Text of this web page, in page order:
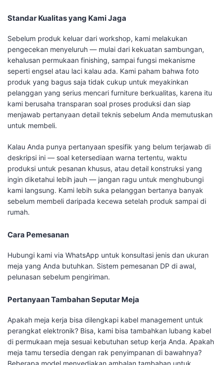
Standar Kualitas yang Kami Jaga
Sebelum produk keluar dari workshop, kami melakukan
pengecekan menyeluruh — mulai dari kekuatan sambungan,
kehalusan permukaan finishing, sampai fungsi mekanisme
seperti engsel atau laci kalau ada. Kami paham bahwa foto
produk yang bagus saja tidak cukup untuk meyakinkan
pelanggan yang serius mencari furniture berkualitas, karena itu
kami berusaha transparan soal proses produksi dan siap
menjawab pertanyaan detail teknis sebelum Anda memutuskan
untuk membeli.
Kalau Anda punya pertanyaan spesifik yang belum terjawab di
deskripsi ini — soal ketersediaan warna tertentu, waktu
produksi untuk pesanan khusus, atau detail konstruksi yang
ingin diketahui lebih jauh — jangan ragu untuk menghubungi
kami langsung. Kami lebih suka pelanggan bertanya banyak
sebelum membeli daripada kecewa setelah produk sampai di
rumah.
Cara Pemesanan
Hubungi kami via WhatsApp untuk konsultasi jenis dan ukuran
meja yang Anda butuhkan. Sistem pemesanan DP di awal,
pelunasan sebelum pengiriman.
Pertanyaan Tambahan Seputar Meja
Apakah meja kerja bisa dilengkapi kabel management untuk
perangkat elektronik? Bisa, kami bisa tambahkan lubang kabel
di permukaan meja sesuai kebutuhan setup kerja Anda. Apakah
meja tamu tersedia dengan rak penyimpanan di bawahnya?
Beberapa model menyediakan ambalan tambahan untuk